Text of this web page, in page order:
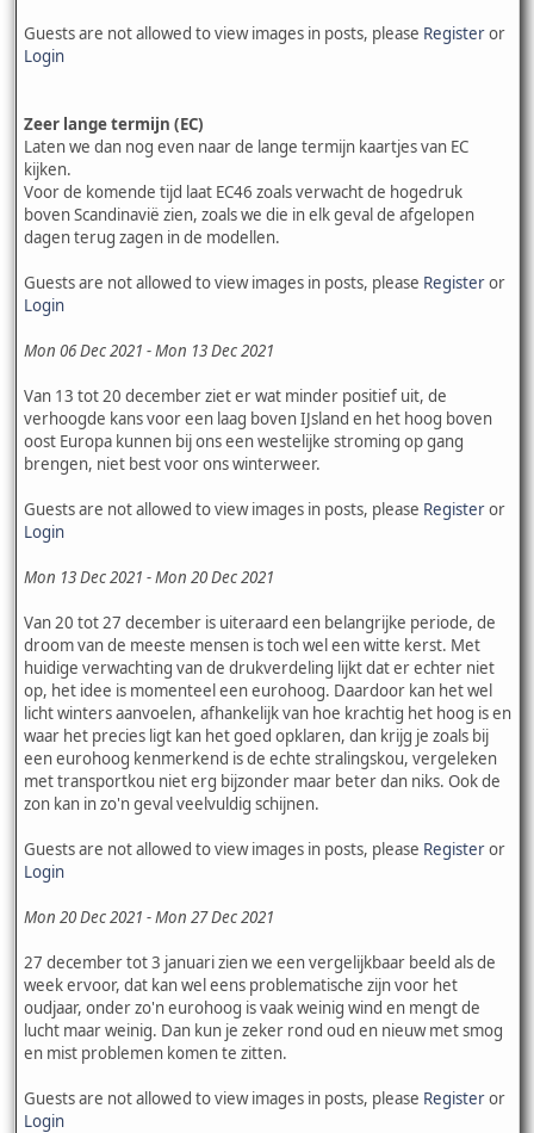
Guests are not allowed to view images in posts, please Registeror
Login
Zeer lange termijn (EC)
Laten we dan nog even naar de lange termijn kaartjes van EC
kijken.
Voor de komende tijd laat EC46 zoals verwacht de hogedruk
boven Scandinavië zien, zoals we die in elk geval de afgelopen
dagen terug zagen in de modellen.
Guests are not allowed to view images in posts, please Registeror
Login
Mon 06 Dec 2021 - Mon 13 Dec 2021
Van 13 tot 20 december ziet er wat minder positief uit, de
verhoogde kans voor een laag boven IJsland en het hoog boven
oost Europa kunnen bij ons een westelijke stroming op gang
brengen, niet best voor ons winterweer.
Guests are not allowed to view images in posts, please Registeror
Login
Mon 13 Dec 2021 - Mon 20 Dec 2021
Van 20 tot 27 december is uiteraard een belangrijke periode, de
droom van de meeste mensen is toch wel een witte kerst. Met
huidige verwachting van de drukverdeling lijkt dat er echter niet
op, het idee is momenteel een eurohoog. Daardoor kan het wel
licht winters aanvoelen, afhankelijk van hoe krachtig het hoog is en
waar het precies ligt kan het goed opklaren, dan krijg je zoals bij
een eurohoog kenmerkend is de echte stralingskou, vergeleken
met transportkou niet erg bijzonder maar beter dan niks. Ook de
zon kan in zo'n geval veelvuldig schijnen.
Guests are not allowed to view images in posts, please Registeror
Login
Mon 20 Dec 2021 - Mon 27 Dec 2021
27 december tot 3 januari zien we een vergelijkbaar beeld als de
week ervoor, dat kan wel eens problematische zijn voor het
oudjaar, onder zo'n eurohoog is vaak weinig wind en mengt de
lucht maar weinig. Dan kun je zeker rond oud en nieuw met smog
en mist problemen komen te zitten.
Guests are not allowed to view images in posts, please Registeror
Login